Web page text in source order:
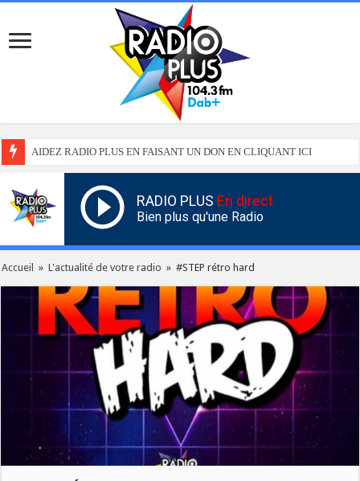
AIDEZ RADIO PLUS EN FAISANT UN DON EN CLIQUANT ICI
RADIO PLUS En direct
Bien plus qu'une Radio
Accueil » L'actualité de votre radio » #STEP rétro hard